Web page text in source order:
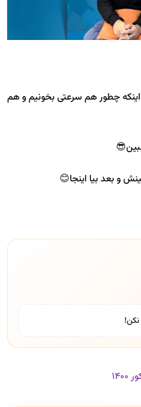
اینکه چطور هم سرعتی بخونیم و هم
و بعد بیا اینجا😊